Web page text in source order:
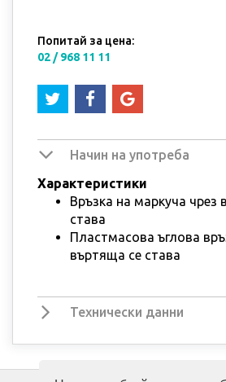
Попитай за цена:
02 / 968 11 11
Начин на употреба
Характеристики
Връзка на маркуча чрез
става
Пластмасова ъглова
въртяща се става
Технически данни